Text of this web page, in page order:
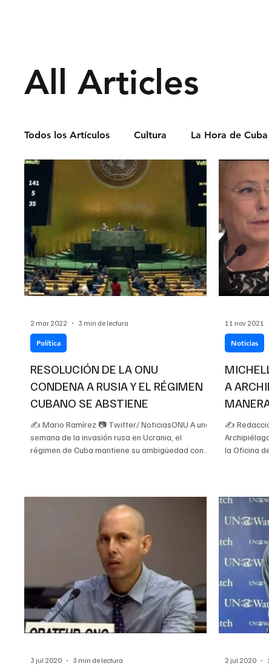
All Articles
Todos los Artículos Cultura La Hora de
Feminicidio Entrevistas
Opinión Periodismo
RESOLUCIÓN DE LA ONU
CONDENA A RUSIA Y EL RÉGIMEN
CUBANO SE ABSTIENE
✍ Mario Ramírez 📷 Twitter/ NoticiasONU A una
semana de la invasión rusa en Ucrania, el
régimen de Cuba mantiene su ambigüedad con...
Política
2 mar 2022 3 min de lectura
A
✍
la Oficina
Noticias
11 nov 2021
3 jul 2020 3 min de lectura 2 jul 2020